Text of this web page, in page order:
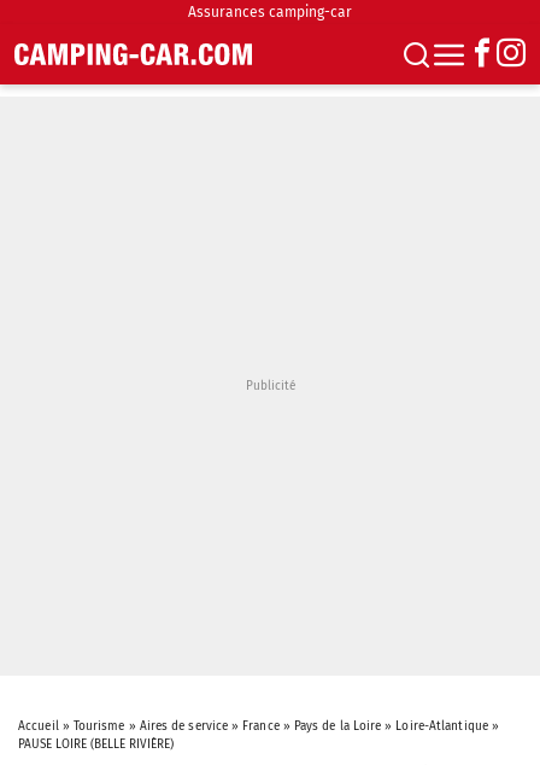
Assurances camping-car
Accueil» Tourisme » Aires de service » France» Pays de la Loire » Loire-Atlantique»
PAUSE LOIRE (BELLE RIVIÈRE)